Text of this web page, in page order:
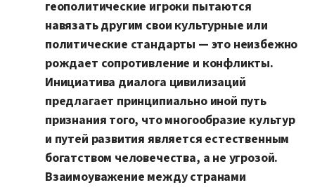
геополитические игроки пытаются
навязать другим свои культурные или
политические стандарты — это неизбежно
рождает сопротивление и конфликты.
Инициатива диалога цивилизаций
предлагает принципиально иной путь
признания того, что многообразие культур
и путей развития является естественным
богатством человечества, а не угрозой.
Взаимоуважение между странами